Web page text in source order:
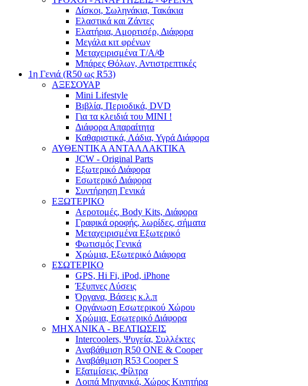
Δίσκοι, Σωληνάκια, Τακάκια
Ελαστικά και Ζάντες
Ελατήρια, Αμορτισέρ, Διάφορα
Μεγάλα κιτ φρένων
Μεταχειρισμένα Τ/Α/Φ
Μπάρες Θόλων, Αντιστρεπτικές
1η Γενιά (R50 ως R53)
ΑΞΕΣΟΥΑΡ
Mini Lifestyle
Βιβλία, Περιοδικά, DVD
Για τα κλειδιά του MINI !
Διάφορα Απαραίτητα
Καθαριστικά, Λάδια, Υγρά Διάφορα
ΑΥΘΕΝΤΙΚΑ ΑΝΤΑΛΛΑΚΤΙΚΑ
JCW - Original Parts
Εξωτερικό Διάφορα
Εσωτερικό Διάφορα
Συντήρηση Γενικά
ΕΞΩΤΕΡΙΚΟ
Αεροτομές, Body Kits, Διάφορα
Γραφικά οροφής, λωρίδες, σήματα
Μεταχειρισμένα Εξωτερικό
Φωτισμός Γενικά
Χρώμια, Εξωτερικό Διάφορα
ΕΣΩΤΕΡΙΚΟ
GPS, Hi Fi, iPod, iPhone
Έξυπνες Λύσεις
Όργανα, Βάσεις κ.λ.π
Οργάνωση Εσωτερικού Χώρου
Χρώμια, Εσωτερικό Διάφορα
ΜΗΧΑΝΙΚΑ - ΒΕΛΤΙΩΣΕΙΣ
Intercoolers, Ψυγεία, Συλλέκτες
Αναβάθμιση R50 ONE & Cooper
Αναβάθμιση R53 Cooper S
Εξατμίσεις, Φίλτρα
Λοιπά Μηχανικά, Χώρος Κινητήρα